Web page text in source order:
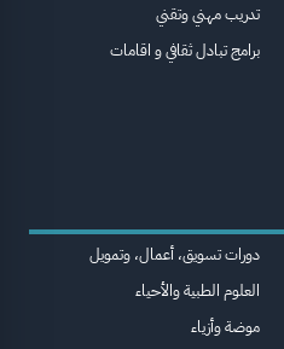
تدريب مهني وتقني
برامج تبادل ثقافي و اقامات
دورات تسويق، أعمال، وتمويل
العلوم الطبية والأحياء
موضة وأزياء